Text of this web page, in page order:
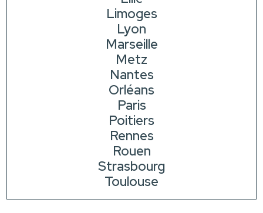
Limoges
Lyon
Marseille
Metz
Nantes
Orléans
Paris
Poitiers
Rennes
Rouen
Strasbourg
Toulouse